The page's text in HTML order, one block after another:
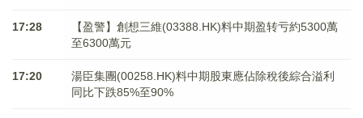
17:28
【盈警】創想三維(03388.HK)料中期盈转亏約5300萬
至6300萬元
17:20
湯臣集團(00258.HK)料中期股東應佔除稅後綜合溢利
同比下跌85%至90%